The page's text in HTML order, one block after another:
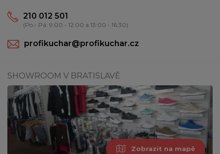
210 012 501
(Po - Pá: 9:00 - 12:00 a 13:00 - 16:30)
profikuchar@profikuchar.cz
SHOWROOM V BRATISLAVĚ
Zobrazit na mapě